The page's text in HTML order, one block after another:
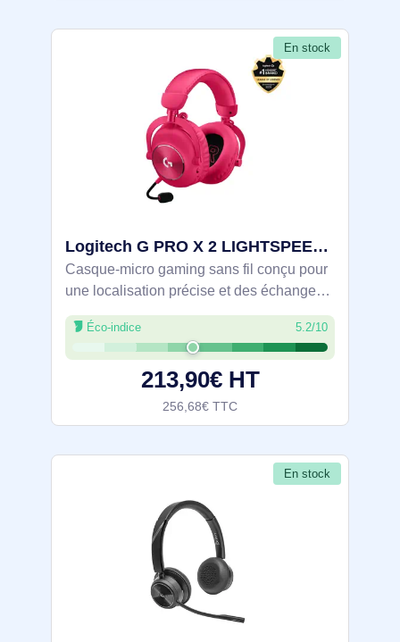
En stock
Logitech G PRO X 2 LIGHTSPEED Headset - 981-001275
Casque-micro gaming sans fil conçu pour
une localisation précise et des échanges
nets. Transducteurs en graphène de 50
mm et spatialisation DTS Headphone:X
2.0, micro cardioïde détachable avec Blue
Éco-indice 5.2/10
213,90€ HT
256,68€ TTC
En stock